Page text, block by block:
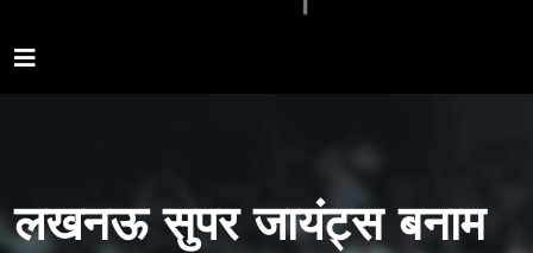
लखनऊ सुपर जायंट्स बनाम